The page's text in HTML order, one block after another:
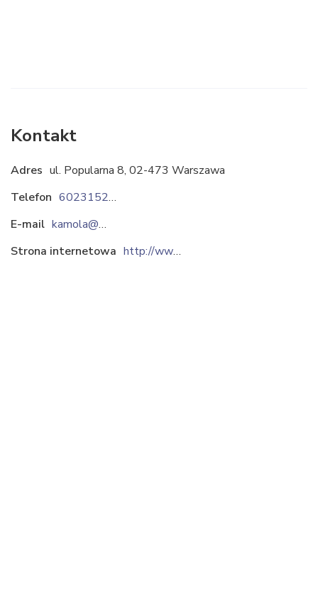
Kontakt
Adres ul. Popularna 8, 02-473 Warszawa
Telefon
602315212
E-mail
kamola@vakpol.com
Strona internetowa
http://www.vakpol.com